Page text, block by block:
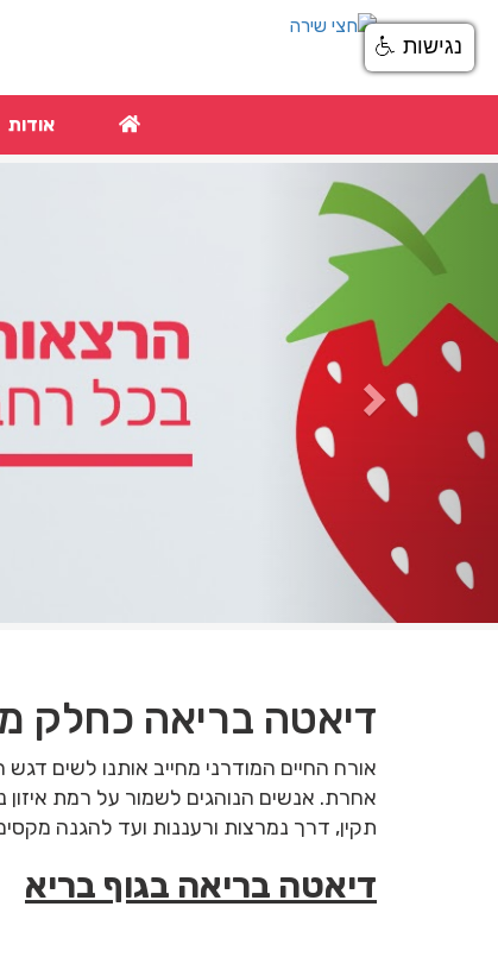
אודות
Next
דיאטה בריאה כחלק
אורח החיים המודרני מחייב אותנו לשים
אחרת. אנשים הנוהגים לשמור על רמת איזון
תקין, דרך נמרצות ורעננות ועד להגנה
דיאטה בריאה בגוף בריא
נגישות